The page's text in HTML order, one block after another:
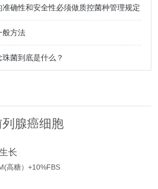
准确性和安全性必须做质控菌种管理规定
般方法
菌到底是什么？
腺癌细胞
长
高糖）+10%FBS